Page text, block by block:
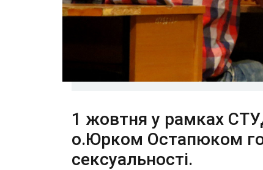
1 жовтня у рамках
о.Юрком Остапюком
сексуальності.